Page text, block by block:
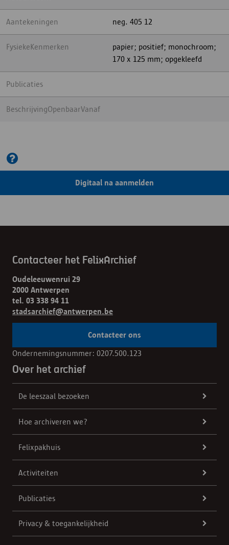
Aantekeningen neg. 405 12
FysiekeKenmerken
papier; positief; monochroom;
170 x 125 mm; opgekleefd
Publicaties
BeschrijvingOpenbaarVanaf
Digitaal na aanmelden
Contacteer het FelixArchief
Oudeleeuwenrui 29
2000 Antwerpen
tel. 03 338 94 11
stadsarchief@antwerpen.be
Contacteer ons
Ondernemingsnummer: 0207.500.123
Over het archief
De leeszaal bezoeken
Hoe archiveren we?
Felixpakhuis
Activiteiten
Publicaties
Privacy & toegankelijkheid